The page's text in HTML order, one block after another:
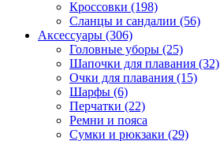
Кроссовки (198)
Сланцы и сандалии (56)
Аксессуары (306)
Головные уборы (25)
Шапочки для плавания (32)
Очки для плавания (15)
Шарфы (6)
Перчатки (22)
Ремни и пояса
Сумки и рюкзаки (29)